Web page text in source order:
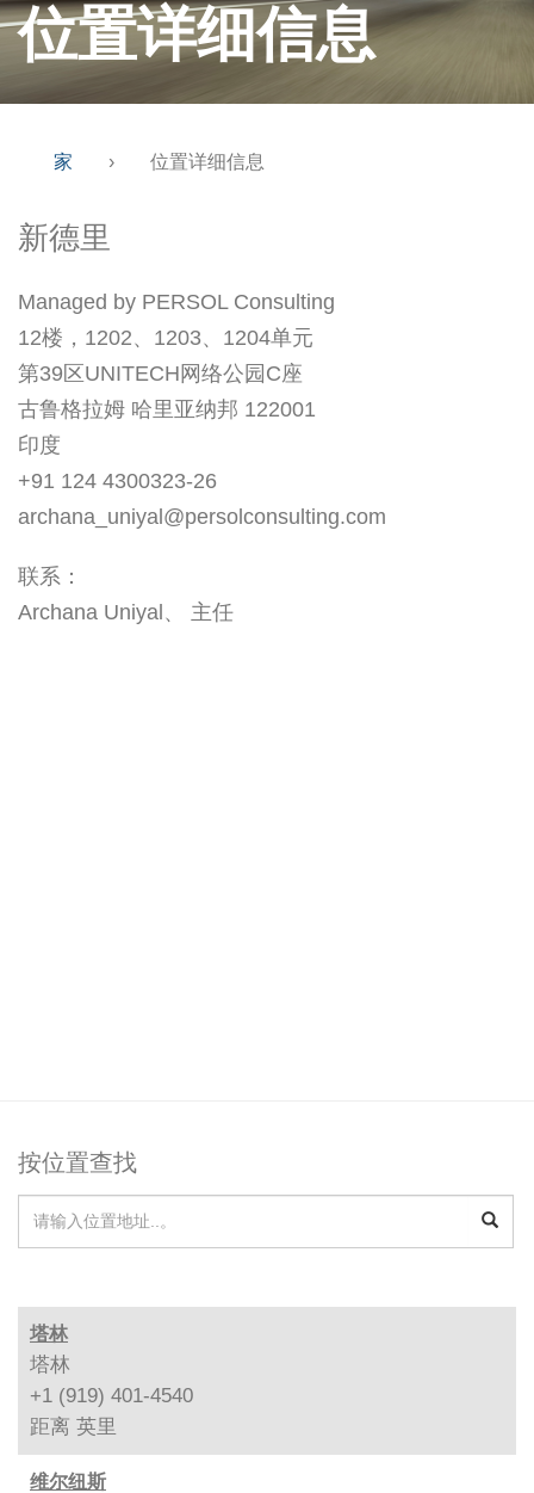
位置详细信息
家 › 位置详细信息
新德里
Managed by PERSOL Consulting
12楼，1202、1203、1204单元
第39区UNITECH网络公园C座
古鲁格拉姆 哈里亚纳邦 122001
印度
+91 124 4300323-26
archana_uniyal@persolconsulting.com
联系：
Archana Uniyal、 主任
按位置查找
塔林
塔林
+1 (919) 401-4540
距离 英里
维尔纽斯